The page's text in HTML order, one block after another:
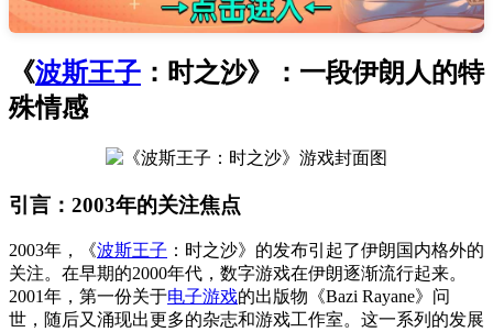
《波斯王子 ：时之沙》：一段伊朗人的特
殊情感
引言：2003年的关注焦点
2003年，《波斯王子 ：时之沙》的发布引起了伊朗国内格外的
关注。在早期的2000年代，数字游戏在伊朗逐渐流行起来。
2001年，第一份关于电子游戏的出版物《Bazi Rayane》问
世，随后又涌现出更多的杂志和游戏工作室。这一系列的发展